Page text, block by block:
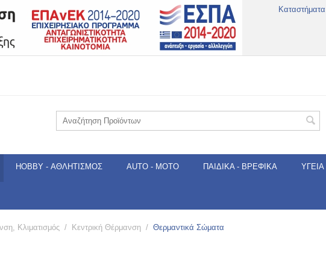
Καταστήματα
HOBBY - ΑΘΛΗΤΙΣΜΌΣ AUTO - MOTO ΠΑΙΔΙΚΆ - ΒΡΕΦΙΚΆ
Κλιματισμός / Κεντρική Θέρμανση / Θερμαντικά Σώματα